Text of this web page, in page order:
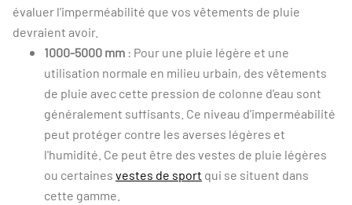
évaluer l'imperméabilité que vos vêtements de pluie
devraient avoir.
1000-5000 mm : Pour une pluie légère et une
utilisation normale en milieu urbain, des vêtements
de pluie avec cette pression de colonne d'eau sont
généralement suffisants. Ce niveau d'imperméabilité
peut protéger contre les averses légères et
l'humidité. Ce peut être des vestes de pluie légères
ou certaines vestes de sport qui se situent dans
cette gamme.